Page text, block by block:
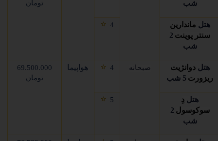
شب
تومان
هتل ماندارین
سنتر پوینت 2
شب
4
⭐
هتل دوانژیت
ریزورت 5 شب
صبحانه 4
⭐ هواپیما
69.500.000
تومان
هتل دِ
سوکوسول 2
شب
5
⭐